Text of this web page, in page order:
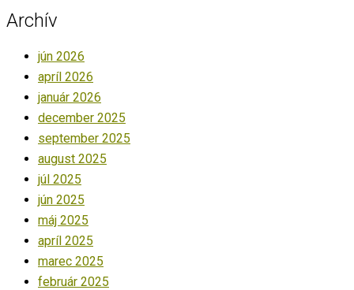
Archív
jún 2026
apríl 2026
január 2026
december 2025
september 2025
august 2025
júl 2025
jún 2025
máj 2025
apríl 2025
marec 2025
február 2025